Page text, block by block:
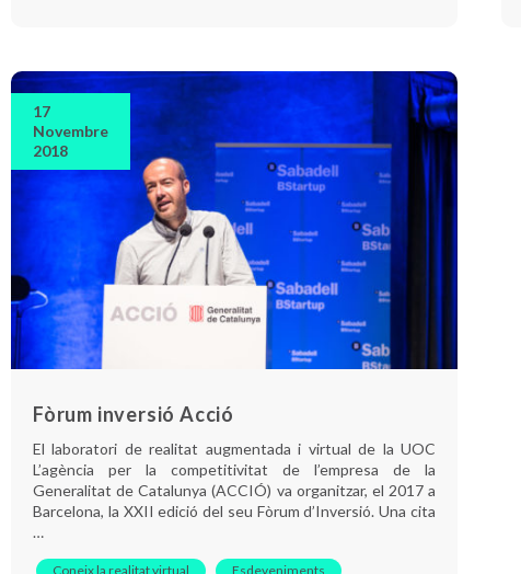
17
Novembre
2018
Fòrum inversió Acció
El laboratori de realitat augmentada i virtual de la UOC
L’agència per la competitivitat de l’empresa de la
Generalitat de Catalunya (ACCIÓ) va organitzar, el 2017 a
Barcelona, la XXII edició del seu Fòrum d’Inversió. Una cita
…
Coneix la realitat virtual Esdeveniments